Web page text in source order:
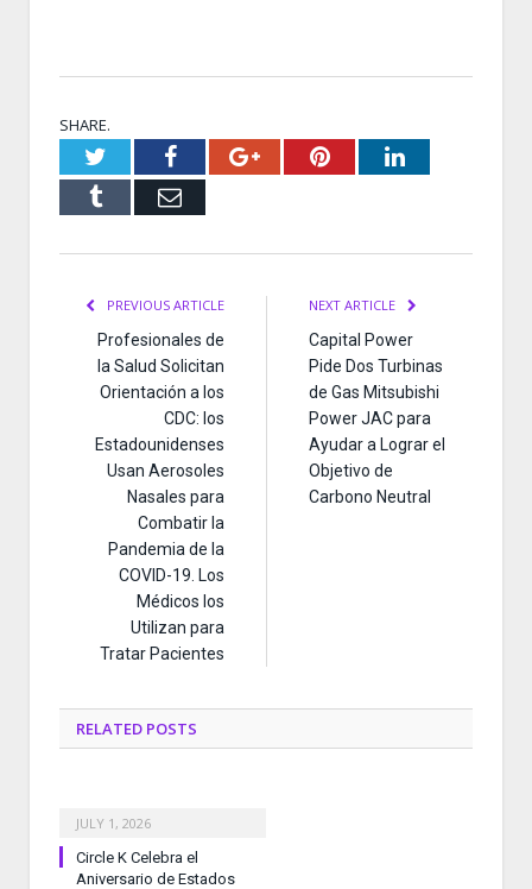
SHARE.
TwitterFacebookGoogle+PinterestLinkedIn
Tumblr Email
PREVIOUS ARTICLE
Profesionales de
la Salud Solicitan
Orientación a los
CDC: los
Estadounidenses
Usan Aerosoles
Nasales para
Combatir la
Pandemia de la
COVID-19. Los
Médicos los
Utilizan para
Tratar Pacientes
NEXT ARTICLE
Capital Power
Pide Dos Turbinas
de Gas Mitsubishi
Power JAC para
Ayudar a Lograr el
Objetivo de
Carbono Neutral
RELATED POSTS
JULY 1, 2026
Circle K Celebra el
Aniversario de Estados